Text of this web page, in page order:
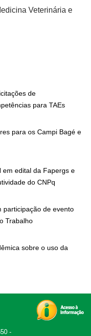
Veterinária e
de
para TAEs
para os Campi Bagé e
em edital da Fapergs e
do CNPq
participação de evento
Trabalho
sobre o uso da
-